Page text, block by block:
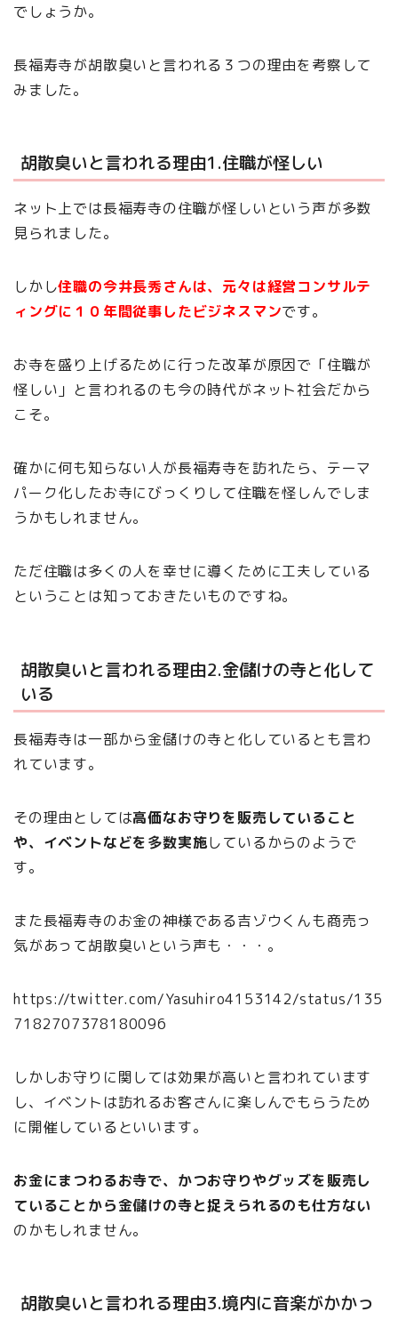
でしょうか。
長福寿寺が胡散臭いと言われる３つの理由を考察して
みました。
胡散臭いと言われる理由1.住職が怪しい
ネット上では長福寿寺の住職が怪しいという声が多数
見られました。
しかし住職の今井長秀さんは、元々は経営コンサルテ
ィングに１０年間従事したビジネスマンです。
お寺を盛り上げるために行った改革が原因で「住職が
怪しい」と言われるのも今の時代がネット社会だから
こそ。
確かに何も知らない人が長福寿寺を訪れたら、テーマ
パーク化したお寺にびっくりして住職を怪しんでしま
うかもしれません。
ただ住職は多くの人を幸せに導くために工夫している
ということは知っておきたいものですね。
胡散臭いと言われる理由2.金儲けの寺と化して
いる
長福寿寺は一部から金儲けの寺と化しているとも言わ
れています。
その理由としては高価なお守りを販売していること
や、イベントなどを多数実施しているからのようで
す。
また長福寿寺のお金の神様である吉ゾウくんも商売っ
気があって胡散臭いという声も・・・。
https://twitter.com/Yasuhiro4153142/status/135
7182707378180096
しかしお守りに関しては効果が高いと言われています
し、イベントは訪れるお客さんに楽しんでもらうため
に開催しているといいます。
お金にまつわるお寺で、かつお守りやグッズを販売し
ていることから金儲けの寺と捉えられるのも仕方ない
のかもしれません。
胡散臭いと言われる理由3.境内に音楽がかかっ